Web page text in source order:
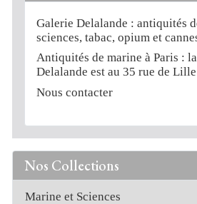
Nos Collections
Marine et Sciences
Galerie Delalande : antiquités
sciences, tabac, opium et
Antiquités de marine à Paris :
Delalande est au 35 rue de
Nous contacter